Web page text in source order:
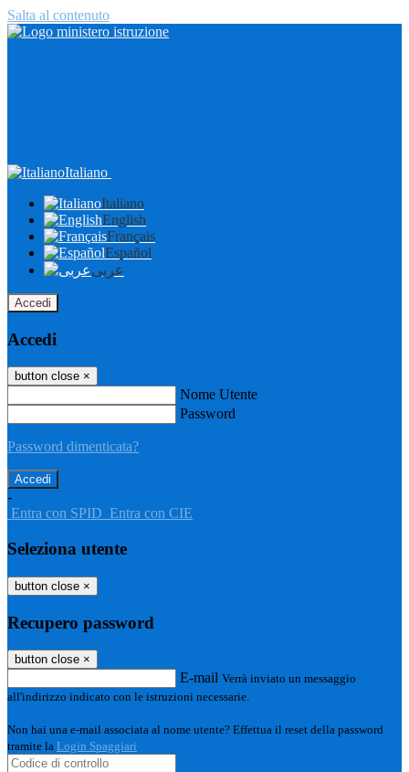
Salta al contenuto
Italiano
Italiano
English
Français
Español
عربى
Accedi
Accedi
button close ×
Nome Utente
Password
Password dimenticata?
-
Entra con SPID Entra con CIE
Seleziona utente
button close ×
Recupero password
button close ×
E-mail Verrà inviato un messaggio
all'indirizzo indicato con le istruzioni necessarie.
Non hai una e-mail associata al nome utente? Effettua il reset della password
tramite la Login Spaggiari